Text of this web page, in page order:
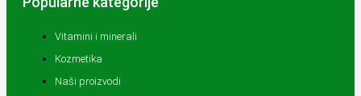
Vitamini i minerali
Kozmetika
Naši proizvodi